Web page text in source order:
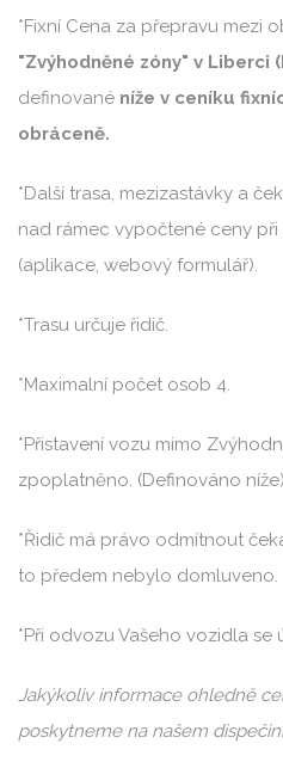
*Fixní Cena za přepravu mezi
"Zvýhodněné zóny" v Liberci
definované níže v ceníku
obráceně.
*Další trasa, mezizastávky a
nad rámec vypočtené ceny
(aplikace, webový formulář).
*Trasu určuje řidič.
*Maximalní počet osob 4.
*Přistavení vozu mimo
zpoplatněno. (Definováno níže)
*Řidič má právo odmítnout
to předem nebylo domluveno.
*Při odvozu Vašeho vozidla se
Jakýkoliv informace ohledně
poskytneme na našem